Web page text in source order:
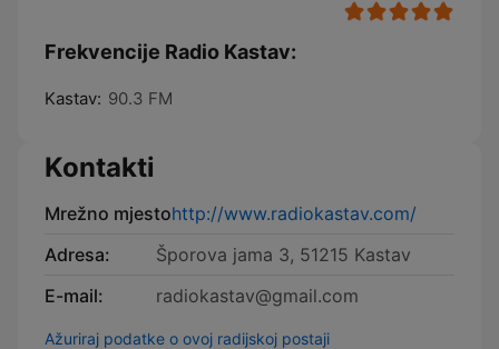
Frekvencije Radio Kastav:
Kastav: 90.3 FM
Kontakti
Mrežno mjestohttp://www.radiokastav.com/
Adresa:
Šporova jama 3, 51215 Kastav
E-mail:
radiokastav@gmail.com
Ažuriraj podatke o ovoj radijskoj postaji